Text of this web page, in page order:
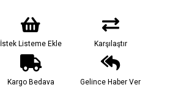
İstek Listeme Ekle Karşılaştır
Kargo Bedava Gelince Haber Ver